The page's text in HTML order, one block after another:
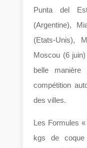
Punta del
(Argentine),
(Etats-Unis),
Moscou (6
belle
compétition
des villes.
Les Formules
kgs de